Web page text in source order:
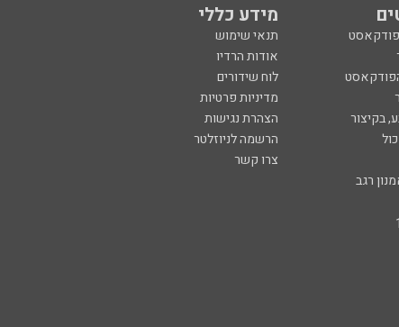
מידע כללי
תנאי שימוש
אודות הרדיו
לוח שידורים
מדיניות פרטיות
בקיצור
הצהרת נגישות
הרשמה לניוזלטר
צרו קשר
רגב